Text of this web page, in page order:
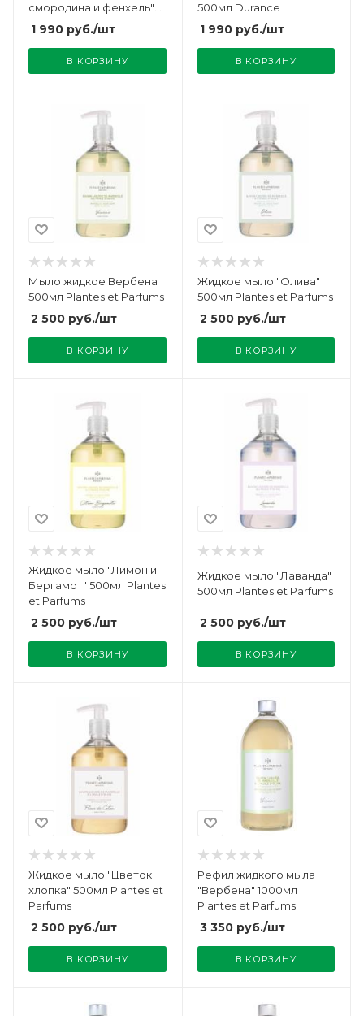
смородина и фенхель"
500мл Durance
1 990 руб./шт
В КОРЗИНУ
500мл Durance
1 990руб./шт
В КОРЗИНУ
Мыло жидкое Вербена
500мл Plantes et Parfums
2 500 руб./шт
В КОРЗИНУ
Жидкое мыло "Олива"
500мл Plantes et Parfums
2 500руб./шт
В КОРЗИНУ
Жидкое мыло "Лимон и
Бергамот" 500мл Plantes
et Parfums
2 500 руб./шт
В КОРЗИНУ
Жидкое мыло "Лаванда"
500мл Plantes et Parfums
2 500руб./шт
В КОРЗИНУ
Жидкое мыло "Цветок
хлопка" 500мл Plantes et
Parfums
2 500 руб./шт
В КОРЗИНУ
Рефил жидкого мыла
"Вербена" 1000мл
Plantes et Parfums
3 350руб./шт
В КОРЗИНУ